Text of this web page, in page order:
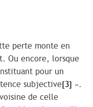
perte monte en
Ou encore, lorsque
pour un
subjective[3] ».
de celle